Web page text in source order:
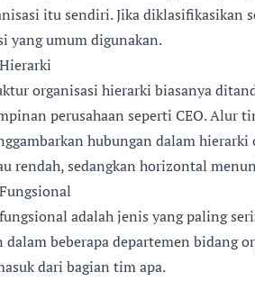
itu sendiri. Jika diklasifikasikan
yang umum digunakan.
organisasi hierarki biasanya
perusahaan seperti CEO. Alur
hubungan dalam
rendah, sedangkan horizontal
adalah jenis yang paling
dalam beberapa departemen bidang
dari bagian tim apa.